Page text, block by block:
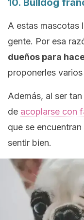
10. Bulldog
A estas mascotas
gente. Por esa
dueños para
proponerles
Además, al ser
de acoplarse con
que se
sentir bien.